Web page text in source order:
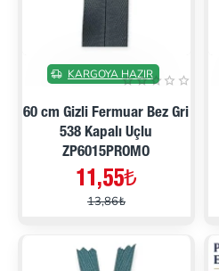
İNDIRIMDE
KARGOYA HAZIR
60 cm Gizli Fermuar Bez Gri
538 Kapalı Uçlu
ZP6015PROMO
11,55₺
13,86₺